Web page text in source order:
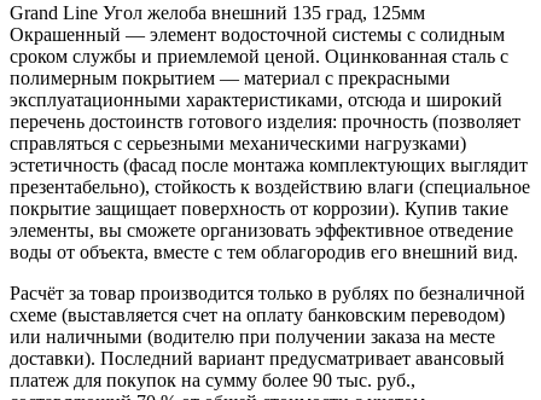
Grand Line Угол желоба внешний 135 град, 125мм
Окрашенный — элемент водосточной системы с солидным
сроком службы и приемлемой ценой. Оцинкованная сталь с
полимерным покрытием — материал с прекрасными
эксплуатационными характеристиками, отсюда и широкий
перечень достоинств готового изделия: прочность (позволяет
справляться с серьезными механическими нагрузками)
эстетичность (фасад после монтажа комплектующих выглядит
презентабельно), стойкость к воздействию влаги (специальное
покрытие защищает поверхность от коррозии). Купив такие
элементы, вы сможете организовать эффективное отведение
воды от объекта, вместе с тем облагородив его внешний вид.
Расчёт за товар производится только в рублях по безналичной
схеме (выставляется счет на оплату банковским переводом)
или наличными (водителю при получении заказа на месте
доставки). Последний вариант предусматривает авансовый
платеж для покупок на сумму более 90 тыс. руб.,